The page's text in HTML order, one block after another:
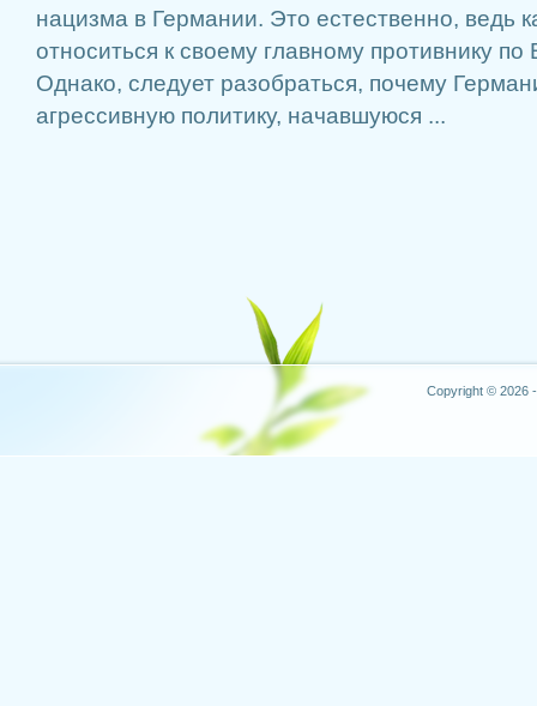
нацизма в Германии. Это естественно, ведь
относиться к своему главному противнику
Однако, следует разобраться, почему
агрессивную политику, начавшуюся ...
Copyright © 2026